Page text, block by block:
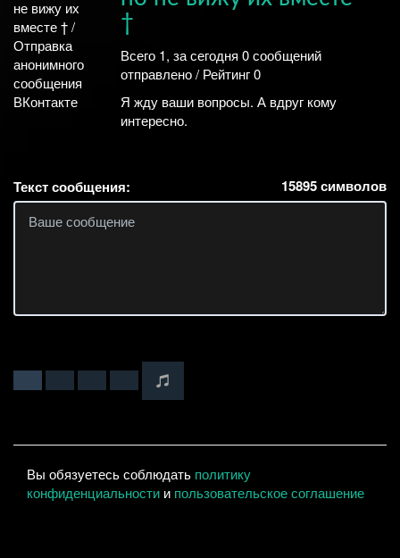
†
Всего 1, за сегодня 0 сообщений
отправлено / Рейтинг 0
Я жду ваши вопросы. А вдруг кому
интересно.
Текст сообщения: 15895символов
Вы обязуетесь соблюдать политику
конфиденциальности и пользовательское соглашение